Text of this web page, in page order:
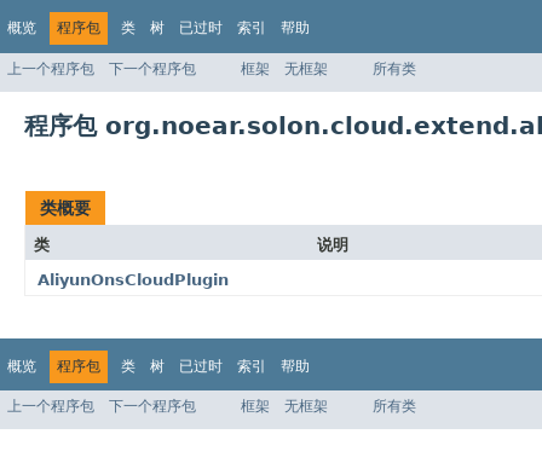
概览 程序包 类 树 已过时 索引 帮助
上一个程序包 下一个程序包 框架 无框架 所有类
程序包
类概要
类
说明
AliyunOnsCloudPlugin
概览 程序包 类 树 已过时 索引 帮助
上一个程序包 下一个程序包 框架 无框架 所有类